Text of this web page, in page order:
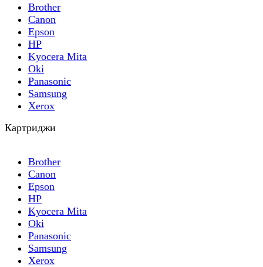
Brother
Canon
Epson
HP
Kyocera Mita
Oki
Panasonic
Samsung
Xerox
Картриджи
Brother
Canon
Epson
HP
Kyocera Mita
Oki
Panasonic
Samsung
Xerox